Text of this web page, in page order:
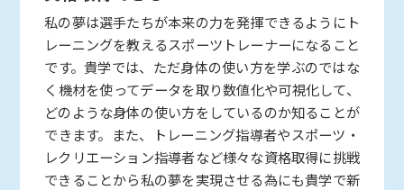
私の夢は選手たちが本来の力を発揮できるようにト
レーニングを教えるスポーツトレーナーになること
です。貴学では、ただ身体の使い方を学ぶのではな
く機材を使ってデータを取り数値化や可視化して、
どのような身体の使い方をしているのか知ることが
できます。また、トレーニング指導者やスポーツ・
レクリエーション指導者など様々な資格取得に挑戦
できることから私の夢を実現させる為にも貴学で新